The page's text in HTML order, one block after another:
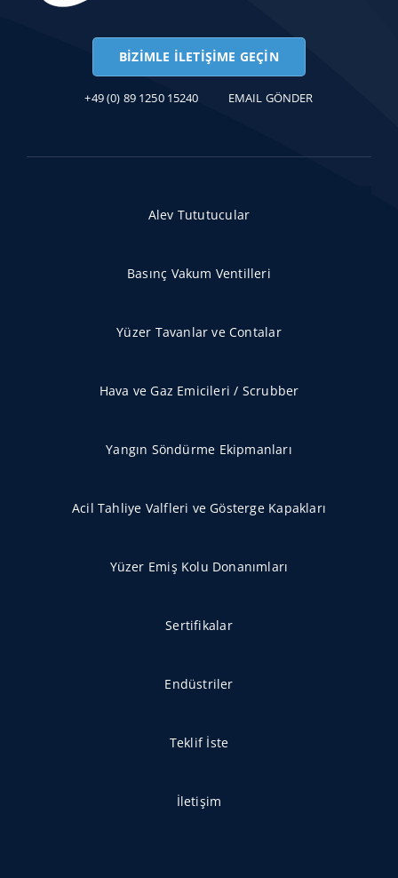
BIZIMLE İLETIŞIME GEÇIN
Alev Tututucular
Basınç Vakum Ventilleri
Yüzer Tavanlar ve Contalar
Hava ve Gaz Emicileri / Scrubber
Yangın Söndürme Ekipmanları
Acil Tahliye Valfleri ve Gösterge Kapakları
Yüzer Emiş Kolu Donanımları
Sertifikalar
Endüstriler
Teklif İste
İletişim
+49 (0) 89 1250 15240 EMAIL GÖNDER